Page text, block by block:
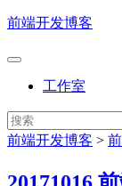
前端开发博客
工作室
前端开发博客 >